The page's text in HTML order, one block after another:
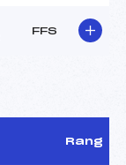
FFS
Rang